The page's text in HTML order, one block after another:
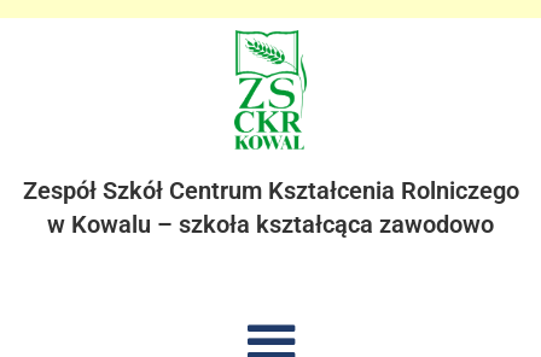
Zespół Szkół Centrum Kształcenia Rolniczego
w Kowalu – szkoła kształcąca zawodowo